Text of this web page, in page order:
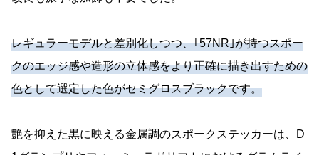
レギュラーモデルと差別化しつつ、｢57NR｣が持つスポー
クのエッジ感や造形の立体感をより正確に描き出すための
色として選定した色がセミグロスブラックです。
艶を抑えた黒に映える金属調のスポークステッカーは、D